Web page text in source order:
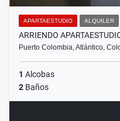
APARTAESTUDIO ALQUILER
ARRIENDO
Puerto Colombia, Atlántico,
1 Alcobas
2 Baños